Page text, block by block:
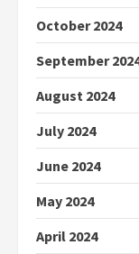
October 2024
September
August 2024
July 2024
June 2024
May 2024
April 2024